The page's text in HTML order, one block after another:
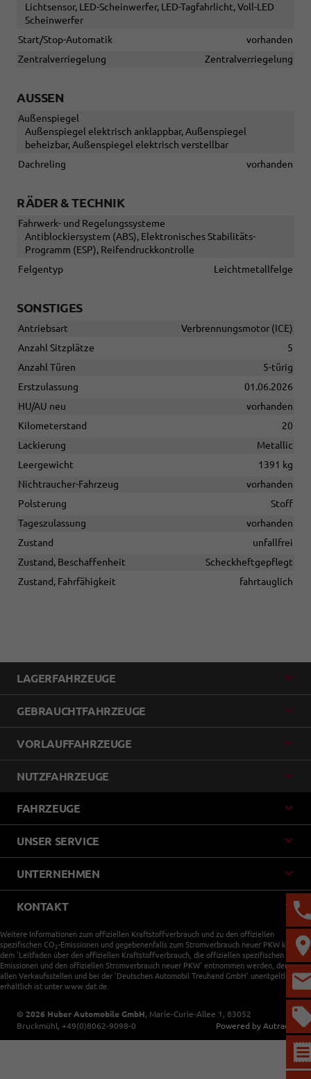
Lichtsensor, LED-Scheinwerfer, LED-Tagfahrlicht, Voll-LED
Scheinwerfer
Start/Stop-Automatik
vorhanden
Zentralverriegelung
Zentralverriegelung
AUSSEN
Außenspiegel
Außenspiegel elektrisch anklappbar, Außenspiegel
beheizbar, Außenspiegel elektrisch verstellbar
Dachreling
vorhanden
RÄDER & TECHNIK
Fahrwerk- und Regelungssysteme
Antiblockiersystem (ABS), Elektronisches Stabilitäts-
Programm (ESP), Reifendruckkontrolle
Felgentyp
Leichtmetallfelge
SONSTIGES
Antriebsart
Verbrennungsmotor (ICE)
Anzahl Sitzplätze
5
Anzahl Türen
5-türig
Erstzulassung
01.06.2026
HU/AU neu
vorhanden
Kilometerstand
20
Lackierung
Metallic
Leergewicht
1391 kg
Nichtraucher-Fahrzeug
vorhanden
Polsterung
Stoff
Tageszulassung
vorhanden
Zustand
unfallfrei
Zustand, Beschaffenheit
Scheckheftgepflegt
Zustand, Fahrfähigkeit
fahrtauglich
LAGERFAHRZEUGE
GEBRAUCHTFAHRZEUGE
VORLAUFFAHRZEUGE
NUTZFAHRZEUGE
FAHRZEUGE
UNSER SERVICE
UNTERNEHMEN
KONTAKT
Weitere Informationen zum offiziellen Kraftstoffverbrauch und zu den offiziellen
spezifischen CO 2-Emissionen und gegebenenfalls zum Stromverbrauch neuer PKW können
dem 'Leitfaden über den offiziellen Kraftstoffverbrauch, die offiziellen spezifischen CO
-
Emissionen und den offiziellen Stromverbrauch neuer PKW' entnommen werden, der an
allen Verkaufsstellen und bei der 'Deutschen Automobil Treuhand GmbH' unentgeltlich
erhältlich ist unter www.dat.de.
© 2026 Huber Automobile GmbH, Marie-Curie-Allee 1 , 83052
Bruckmühl, +49(0)8062-9098-0 Powered by Autrado